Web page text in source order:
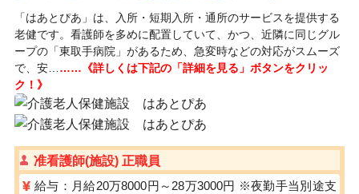
「はあとぴあ」は、入所・短期入所・通所のサービスを提供する
老健です。看護師を多めに配置していて、かつ、近隣に同じグル
ープの「東取手病院」があるため、急変時などの対応がスムーズ
で、安… ……《詳しくは下記の「詳細を見る」ボタンをクリッ
ク！》
准看護師(施設) 正職員
給与：月給20万8000円～28万3000円 ※夜勤手当別途支